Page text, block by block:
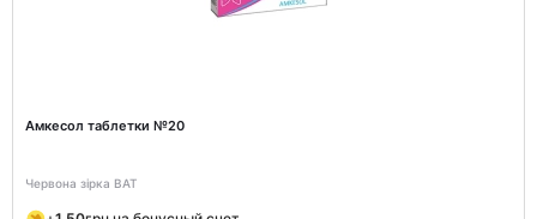
Амкесол таблетки №20
Червона зірка ВАТ